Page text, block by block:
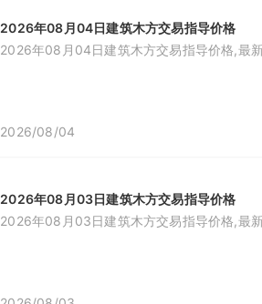
2026年08月04日建筑木方交易指导价格
2026年08月04日建筑木方交易指导价格,最
2026/08/04
2026年08月03日建筑木方交易指导价格
2026年08月03日建筑木方交易指导价格,最